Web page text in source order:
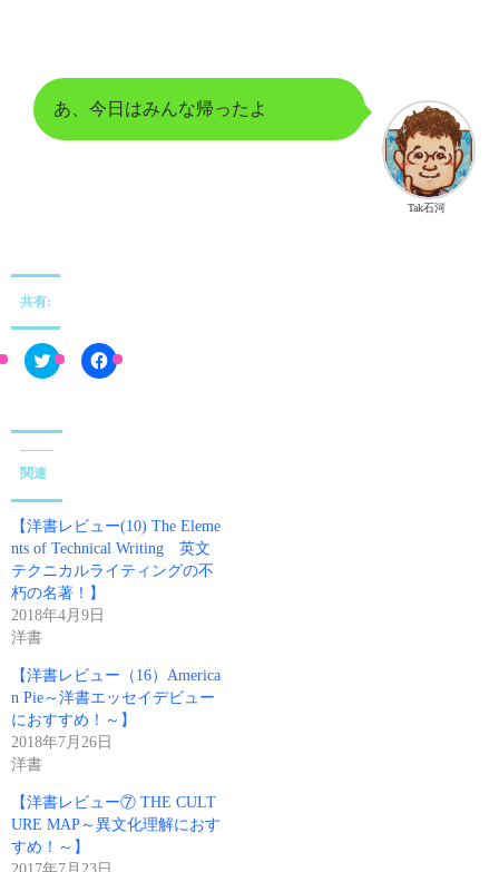
あ、今日はみんな帰ったよ
Tak石河
共有:
C
l
t
r
e
o
n
w
i
t
t
新
し
い
ウ
ィ
ン
で
開
き
す
)
F
a
す
る
に
は
ク
だ
さ
い
(
新
し
ィ
ン
ド
ウ
開
関連
【洋書レビュー(10) The Eleme
nts of Technical Writing 英文
テクニカルライティングの不
朽の名著！】
2018年4月9日
洋書
【洋書レビュー（16）America
n Pie～洋書エッセイデビュー
におすすめ！～】
2018年7月26日
洋書
【洋書レビュー⑦ THE CULT
URE MAP～異文化理解におす
すめ！～】